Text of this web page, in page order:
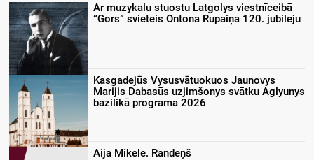
Ar muzykalu stuostu Latgolys viestnīceibā
“Gors” svieteis Ontona Rupaiņa 120. jubileju
Kasgadejūs Vysusvātuokuos Jaunovys
Marijis Dabasūs uzjimšonys svātku Aglyunys
bazilikā programa 2026
Aija Mikele. Randeņš